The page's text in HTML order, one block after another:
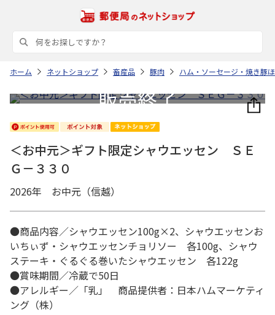
ホーム ネットショップ 畜産品 豚肉 ハム・ソーセージ・焼き豚
＜お中元＞ギフト限定シャウエッセン ＳＥ
Ｇ－３３０
2026年 お中元（信越）
●商品内容／シャウエッセン100g×2、シャウエッセンお
いちぃず・シャウエッセンチョリソー 各100g、シャウ
ステーキ・ぐるぐる巻いたシャウエッセン 各122g
●賞味期間／冷蔵で50日
●アレルギー／「乳」 商品提供者：日本ハムマーケティ
ング（株）